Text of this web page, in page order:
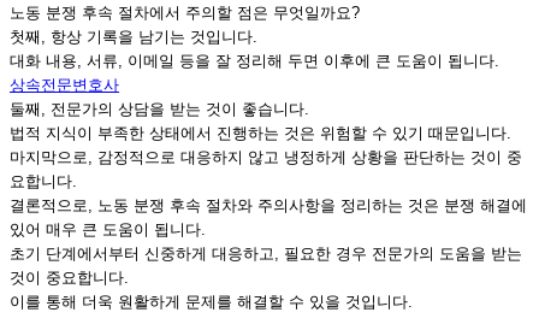
노동 분쟁 후속 절차에서 주의할 점은 무엇일까요?
첫째, 항상 기록을 남기는 것입니다.
대화 내용, 서류, 이메일 등을 잘 정리해 두면 이후에 큰 도움이 됩니다.
상속전문변호사
둘째, 전문가의 상담을 받는 것이 좋습니다.
법적 지식이 부족한 상태에서 진행하는 것은 위험할 수 있기 때문입니다.
마지막으로, 감정적으로 대응하지 않고 냉정하게 상황을 판단하는 것이 중
요합니다.
결론적으로, 노동 분쟁 후속 절차와 주의사항을 정리하는 것은 분쟁 해결에
있어 매우 큰 도움이 됩니다.
초기 단계에서부터 신중하게 대응하고, 필요한 경우 전문가의 도움을 받는
것이 중요합니다.
이를 통해 더욱 원활하게 문제를 해결할 수 있을 것입니다.